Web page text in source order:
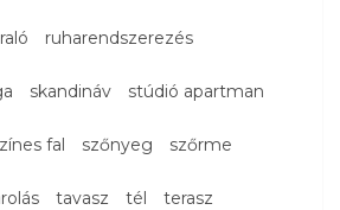
ruharendszerezés
skandináv stúdió apartman
fal szőnyeg szőrme
tavasz tél terasz